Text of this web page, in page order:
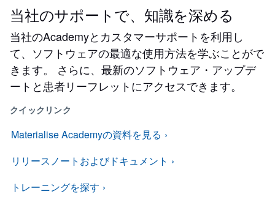
当社のサポートで、知識を深める
当社のAcademyとカスタマーサポートを利用し
て、ソフトウェアの最適な使用方法を学ぶことがで
きます。 さらに、最新のソフトウェア・アップデ
ートと患者リーフレットにアクセスできます。
クイックリンク
Materialise Academyの資料を見る
リリースノートおよびドキュメント
トレーニングを探す